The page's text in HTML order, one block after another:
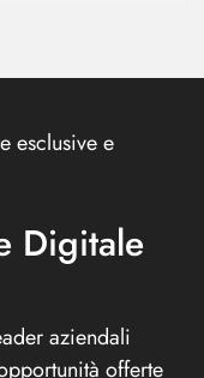
esclusive e
Digitale
aziendali
offerte